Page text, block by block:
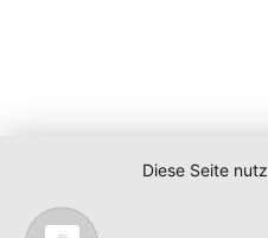
Diese Seite